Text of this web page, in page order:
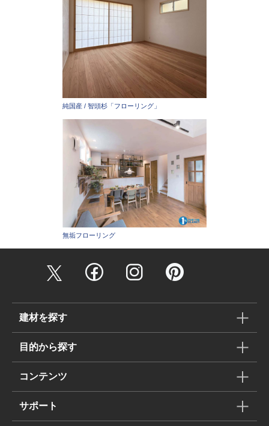
純国産 / 智頭杉「フローリング」
無垢フローリング
建材を探す
目的から探す
コンテンツ
サポート